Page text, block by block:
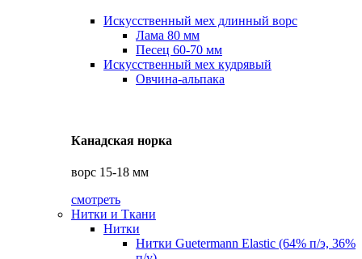
Искусственный мех длинный ворс
Лама 80 мм
Песец 60-70 мм
Искусственный мех кудрявый
Овчина-альпака
Канадская норка
ворс 15-18 мм
смотреть
Нитки и Ткани
Нитки
Нитки Guetermann Elastic (64% п/э, 36%